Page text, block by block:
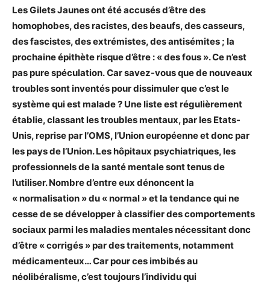
Les Gilets Jaunes ont étéaccusés d’être des
homophobes, des racistes, des beaufs, des casseurs,
des fascistes, des extrémistes, des antisémites ; la
prochaine épithète risque d’être : « des fous ». Ce n’est
pas pure spéculation.Car savez-vous que de nouveaux
troubles sont inventés pour dissimuler que c’est le
système qui est malade ? Une liste est régulièrement
établie, classant les troubles mentaux, par les Etats-
Unis, reprise par l’OMS, l’Union européenne et donc par
les pays de l’Union. Les hôpitaux psychiatriques, les
professionnels de la santé mentale sont tenus de
l’utiliser. Nombre d’entre eux dénoncent la
« normalisation » du « normal » et la tendance qui ne
cesse de se développer à classifier des comportements
sociaux parmi les maladies mentales nécessitant donc
d’être « corrigés » par des traitements, notamment
médicamenteux… Car pour ces imbibés au
néolibéralisme, c’est toujours l’individu qui